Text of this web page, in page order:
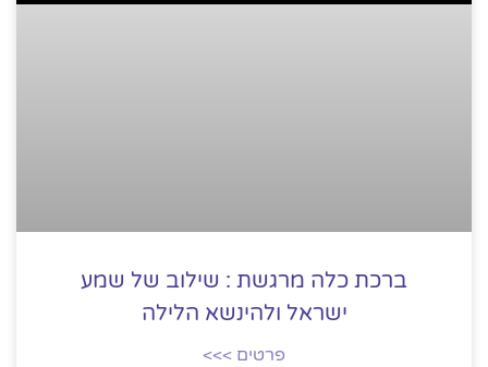
ברכת כלה מרגשת : שילוב של שמע
ישראל ולהינשא הלילה
פרטים >>>